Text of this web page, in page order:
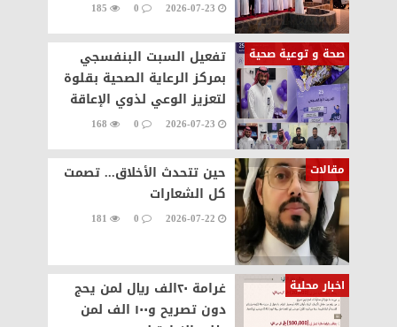
2026-07-23
0
185
صحة و توعية صحية
تفعيل السبت البنفسجي
بمركز الرعاية الصحية بقلوة
لتعزيز الوعي لذوي الإعاقة
2026-07-23
0
168
مقالات
حين تتحدث الأخلاق... تصمت
كل الشعارات
2026-07-22
0
181
اخبار محلية
غرامة ٢٠الف ريال لمن يحج
دون تصريح و١٠٠ الف لمن